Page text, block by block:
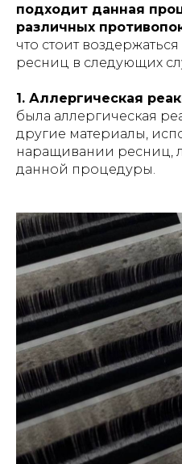
подходит данная
различных
что стоит
ресниц в следующих
1. Аллергическая
была аллергическая
другие материалы,
наращивании ресниц,
данной процедуры.